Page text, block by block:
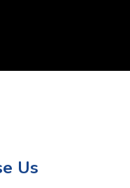
Us